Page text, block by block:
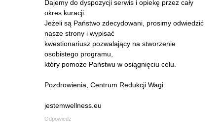
Dajemy do dyspozycji serwis i opiekę przez cały
okres kuracji.
Jeżeli są Państwo zdecydowani, prosimy odwiedzić
nasze strony i wypisać
kwestionariusz pozwalający na stworzenie
osobistego programu,
który pomoże Państwu w osiągnięciu celu.
Pozdrowienia, Centrum Redukcji Wagi.
jestemwellness.eu
Odpowiedz